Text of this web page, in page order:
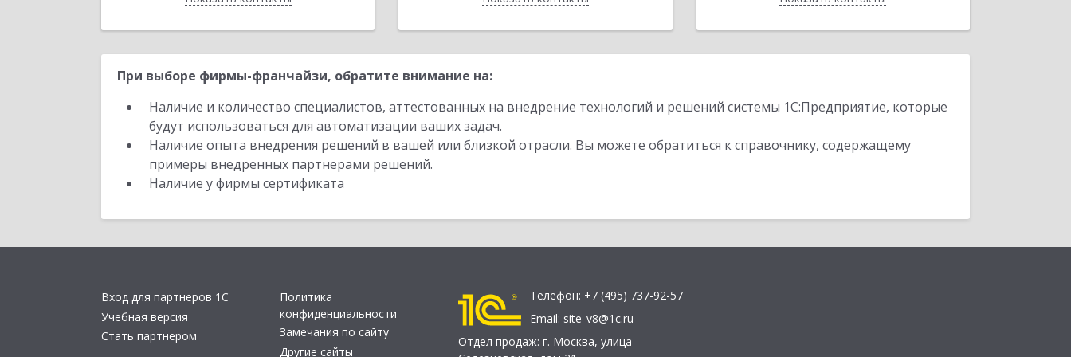
При выборе фирмы-франчайзи, обратите внимание на:
Наличие и количество специалистов, аттестованных на внедрение технологий и решений системы 1С:Предприятие, которые
будут использоваться для автоматизации ваших задач.
Наличие опыта внедрения решений в вашей или близкой отрасли. Вы можете обратиться к справочнику, содержащему
примеры внедренных партнерами решений.
Наличие у фирмы сертификата
Вход для партнеров 1С
Учебная версия
Стать партнером
Политика
конфиденциальности
Замечания по сайту
Другие сайты
Телефон: +7 (495) 737-92-57
Email: site_v8@1c.ru
Отдел продаж: г. Москва, улица